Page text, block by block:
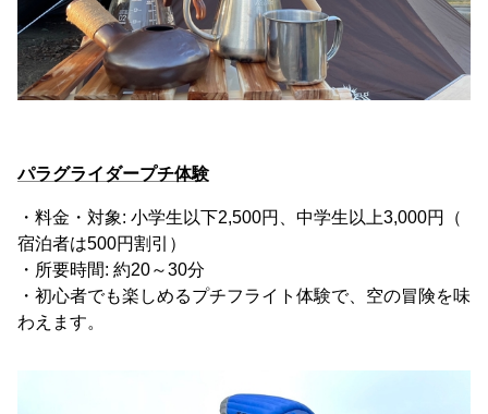
パラグライダープチ体験
・料金・対象: 小学生以下2,500円、中学生以上3,000円（
宿泊者は500円割引）
・所要時間: 約20～30分
・初心者でも楽しめるプチフライト体験で、空の冒険を味
わえます。